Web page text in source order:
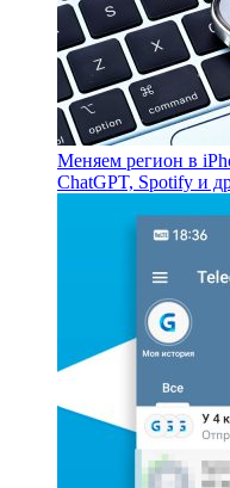
Меняем регион в
ChatGPT, Spotify и